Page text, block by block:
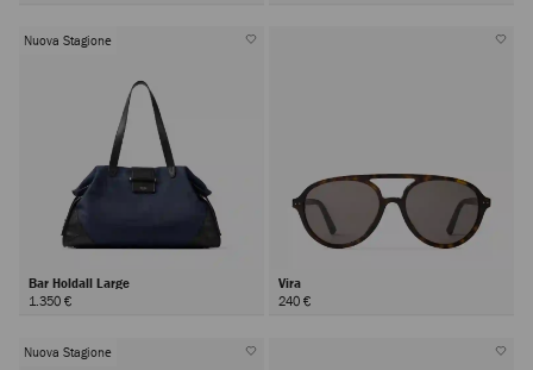
Nuova Stagione
Bar Holdall Large
1.350 €
Vira
240 €
Nuova Stagione